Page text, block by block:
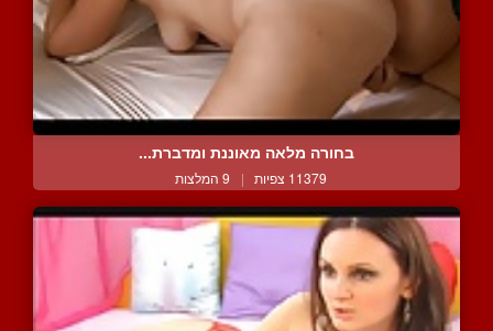
בחורה מלאה מאוננת ומדברת...
11379 צפיות | 9 המלצות